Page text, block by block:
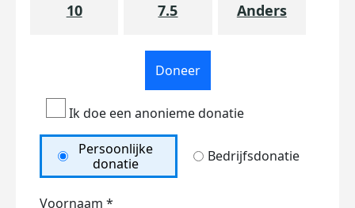
10 7.5 Anders
Doneer
Ik doe een anonieme donatie
Persoonlijke
donatie
Bedrijfsdonatie
Voornaam *